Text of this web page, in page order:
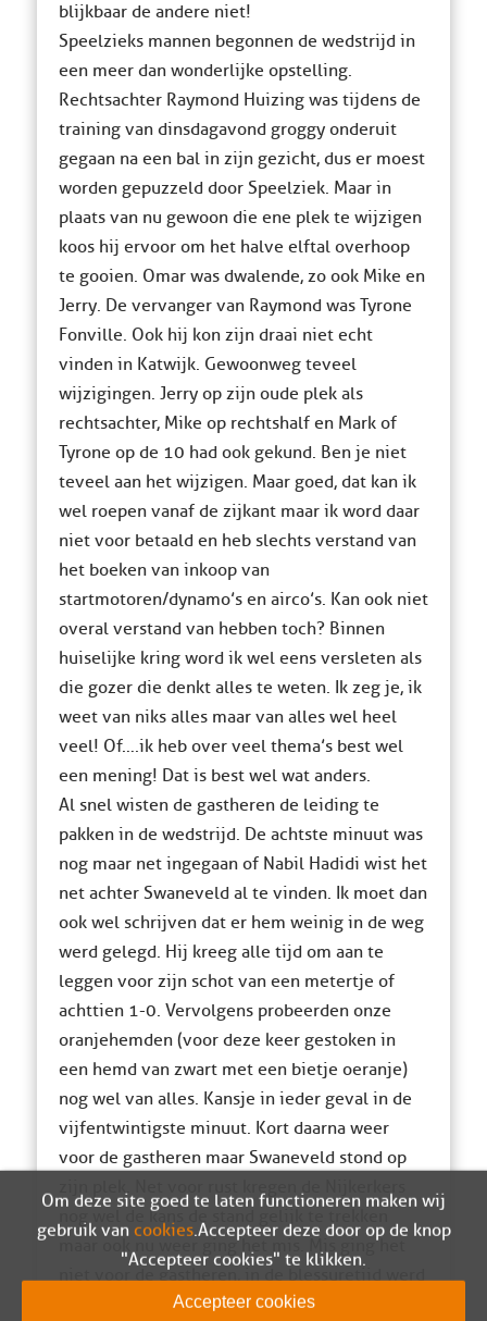
blijkbaar de andere niet!
Speelzieks mannen begonnen de wedstrijd in
een meer dan wonderlijke opstelling.
Rechtsachter Raymond Huizing was tijdens de
training van dinsdagavond groggy onderuit
gegaan na een bal in zijn gezicht, dus er moest
worden gepuzzeld door Speelziek. Maar in
plaats van nu gewoon die ene plek te wijzigen
koos hij ervoor om het halve elftal overhoop
te gooien. Omar was dwalende, zo ook Mike en
Jerry. De vervanger van Raymond was Tyrone
Fonville. Ook hij kon zijn draai niet echt
vinden in Katwijk. Gewoonweg teveel
wijzigingen. Jerry op zijn oude plek als
rechtsachter, Mike op rechtshalf en Mark of
Tyrone op de 10 had ook gekund. Ben je niet
teveel aan het wijzigen. Maar goed, dat kan ik
wel roepen vanaf de zijkant maar ik word daar
niet voor betaald en heb slechts verstand van
het boeken van inkoop van
startmotoren/dynamo’s en airco’s. Kan ook niet
overal verstand van hebben toch? Binnen
huiselijke kring word ik wel eens versleten als
die gozer die denkt alles te weten. Ik zeg je, ik
weet van niks alles maar van alles wel heel
veel! Of….ik heb over veel thema’s best wel
een mening! Dat is best wel wat anders.
Al snel wisten de gastheren de leiding te
pakken in de wedstrijd. De achtste minuut was
nog maar net ingegaan of Nabil Hadidi wist het
net achter Swaneveld al te vinden. Ik moet dan
ook wel schrijven dat er hem weinig in de weg
werd gelegd. Hij kreeg alle tijd om aan te
leggen voor zijn schot van een metertje of
achttien 1-0. Vervolgens probeerden onze
oranjehemden (voor deze keer gestoken in
een hemd van zwart met een bietje oeranje)
nog wel van alles. Kansje in ieder geval in de
vijfentwintigste minuut. Kort daarna weer
voor de gastheren maar Swaneveld stond op
zijn plek. Net voor rust kregen de Nijkerkers
nog wel de kans de stand gelijk te trekken
maar ook nu weer ging het mis. Mis ging het
niet voor de gastheren, in de blessuretijd werd
het toch nog 2-0 voor de mannen uit Katwijk.
Om deze site goed te laten functioneren maken wij
gebruik van cookies. Accepteer deze door op de knop
"Accepteer cookies" te klikken.
Accepteer cookies